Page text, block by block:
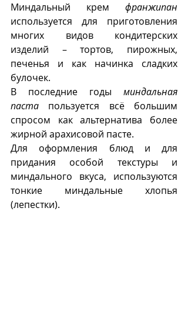
Миндальный крем франжипан
используется для приготовления
многих видов кондитерских
изделий – тортов, пирожных,
печенья и как начинка сладких
булочек.
В последние годы миндальная
паста пользуется всё большим
спросом как альтернатива более
жирной арахисовой пасте.
Для оформления блюд и для
придания особой текстуры и
миндального вкуса, используются
тонкие миндальные хлопья
(лепестки).